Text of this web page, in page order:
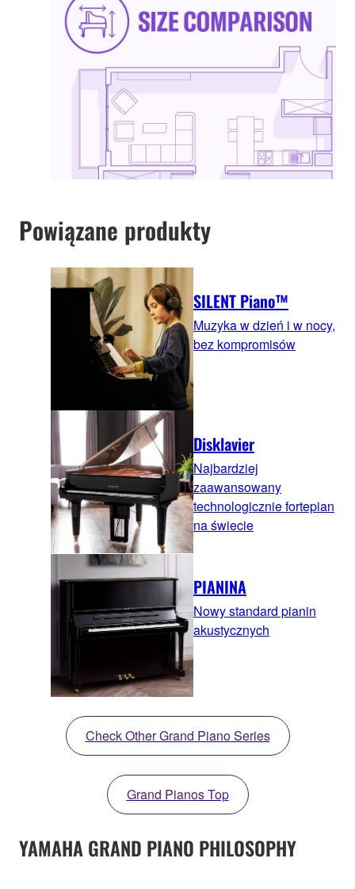
Powiązane produkty
SILENT Piano™
Muzyka w dzień i w nocy,
bez kompromisów
Disklavier
Najbardziej
zaawansowany
technologicznie fortepian
na świecie
PIANINA
Nowy standard pianin
akustycznych
Check Other Grand Piano Series
Grand Pianos Top
YAMAHA GRAND PIANO PHILOSOPHY